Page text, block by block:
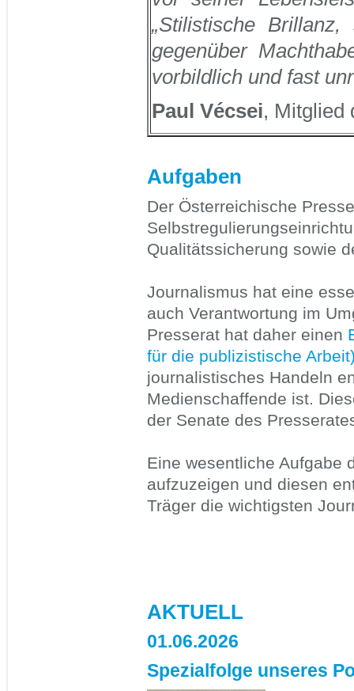
„Stilistische
gegenüber
vorbildlich und fast
Paul Vécsei, Mitglied
Aufgaben
Der Österreichische
Qualitätssicherung sowie
Journalismus hat eine
auch Verantwortung im
Presserat hat daher einen
für die publizistische
journalistisches Handeln
Medienschaffende ist.
der Senate des
Eine wesentliche Aufgabe
aufzuzeigen und diesen
Träger die wichtigsten
AKTUELL
01.06.2026
Spezialfolge unseres